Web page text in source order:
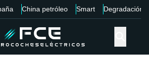
China petróleo Smart Degradación